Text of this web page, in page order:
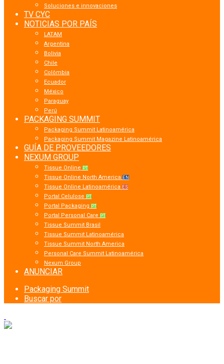
Soluciones e innovaciones
TV CYC
NOTICIAS POR PAÍS
LATAM
Argentina
Bolivia
Chile
Colômbia
Ecuador
México
Paraguay
Perú
PACKAGING SUMMIT
Packaging Summit Latinoamérica
Packaging Summit Magazine Latinoamérica
GUÍA DE PROVEEDORES
NEXUM GROUP
Tissue Online PT
Tissue Online North America EN
Tissue Online Latinoamérica ES
Portal Celulose PT
Portal Packaging PT
Portal Personal Care PT
Tissue Summit Brasil
Tissue Summit Latinoamérica
Tissue Summit North America
Personal Care Summit Latinoamérica
Nexum Group
ANUNCIAR
Packaging Summit
Buscar por